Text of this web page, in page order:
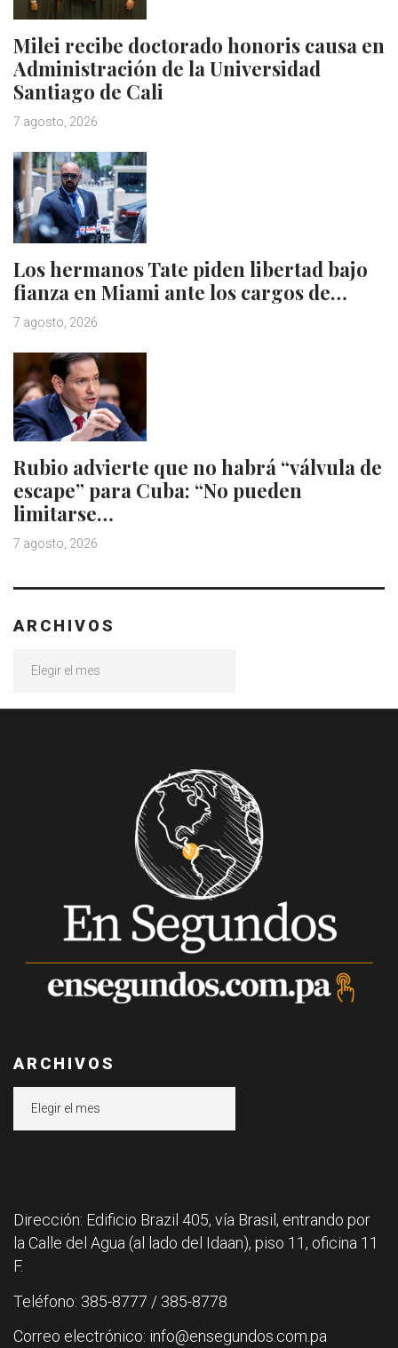
Milei recibe doctorado honoris causa en
Administración de la Universidad
Santiago de Cali
7 agosto, 2026
Los hermanos Tate piden libertad bajo
fianza en Miami ante los cargos de…
7 agosto, 2026
Rubio advierte que no habrá “válvula de
escape” para Cuba: “No pueden
limitarse…
7 agosto, 2026
ARCHIVOS
ARCHIVOS
Dirección: Edificio Brazil 405, vía Brasil, entrando por
la Calle del Agua (al lado del Idaan), piso 11, oficina 11
F.
Teléfono: 385-8777 / 385-8778
Correo electrónico: info@ensegundos.com.pa